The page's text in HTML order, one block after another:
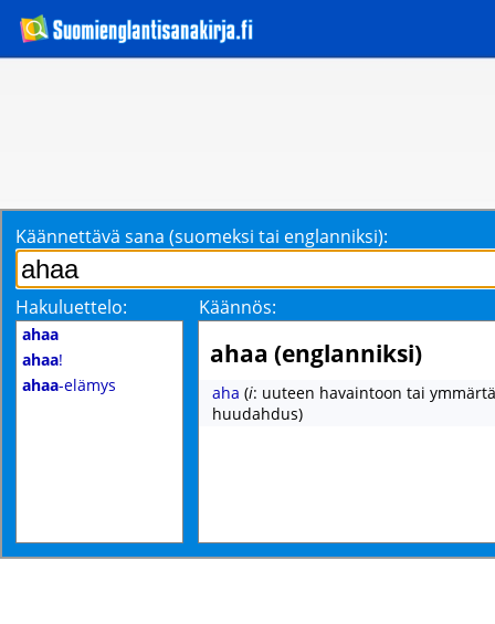
Käännettävä sana (suomeksi tai englanniksi):
Hakuluettelo: Käännös:
ahaa
ahaa!
ahaa-elämys
ahaa (englanniksi)
aha (i: uuteen havaintoon tai
huudahdus)